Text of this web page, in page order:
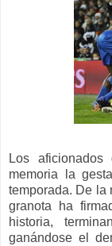
Los
memoria la
temporada. De la
granota ha
historia,
ganándose el